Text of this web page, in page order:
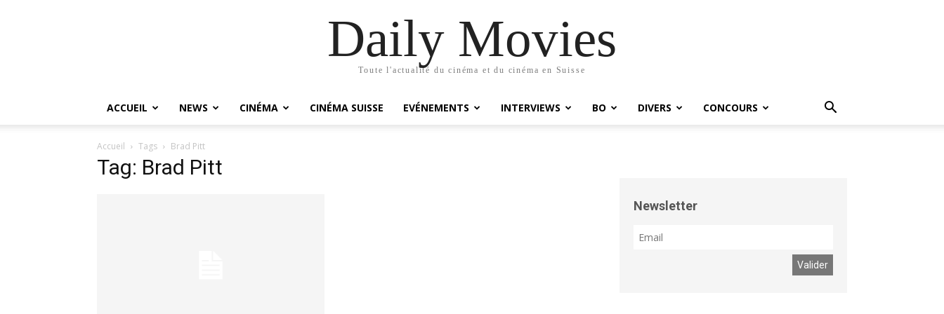
Daily Movies
Toute l'actualité du cinéma et du cinéma en Suisse
ACCUEIL NEWS CINÉMA CINÉMA SUISSE EVÉNEMENTS INTERVIEWS BO DIVERS CONCOURS
Accueil Tags Brad Pitt
Tag: Brad Pitt
Newsletter